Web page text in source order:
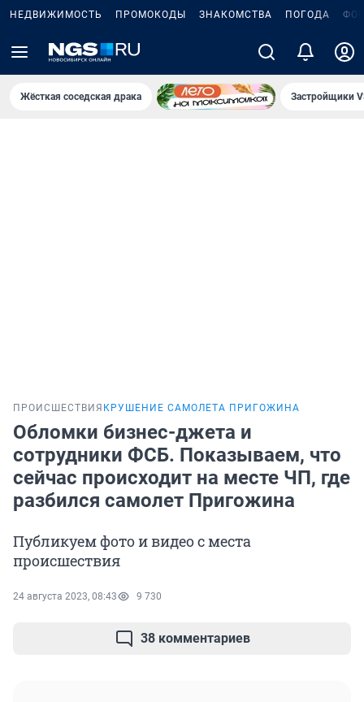
НЕДВИЖИМОСТЬ ПРОМОКОДЫ ЗНАКОМСТВА ПОГОДА
Жёсткая соседская драка Застройщики
ПРОИСШЕСТВИЯ КРУШЕНИЕ САМОЛЕТА ПРИГОЖИНА
Обломки бизнес-джета и
сотрудники ФСБ. Показываем, что
сейчас происходит на месте ЧП, где
разбился самолет Пригожина
Публикуем фото и видео с места
происшествия
24 августа 2023, 08:43 9 730
38 комментариев